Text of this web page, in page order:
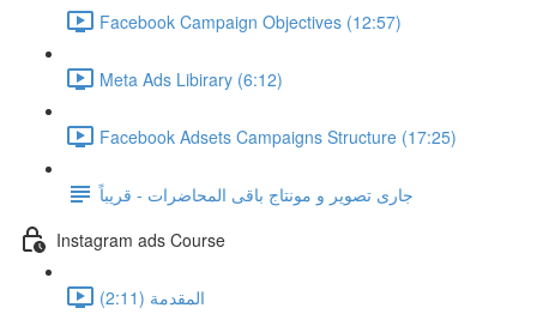
Facebook Campaign Objectives (12:57)
Meta Ads Libirary (6:12)
Facebook Adsets Campaigns Structure (17:25)
جارى تصوير و مونتاج باقى المحاضرات - قريباً
Instagram ads Course
المقدمة (2:11)